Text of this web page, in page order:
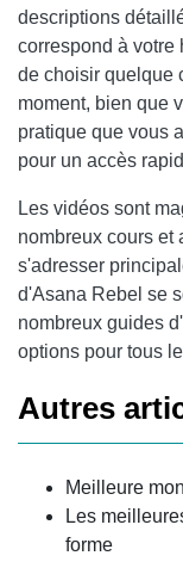
descriptions
correspond à votre
de choisir quelque
moment, bien que
pratique que vous
pour un accès
Les vidéos sont
nombreux cours et
s'adresser
d'Asana Rebel se
nombreux guides
options pour tous
Autres
Meilleure
Les
forme